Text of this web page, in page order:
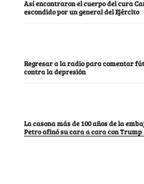
Así encontraron el cuerpo del cura
escondido por un general del Ejército
Regresar a la radio para comentar
contra la depresión
La casona más de 100 años de la
Petro afinó su cara a cara con Trump